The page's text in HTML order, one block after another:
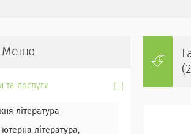
та послуги
література
література,